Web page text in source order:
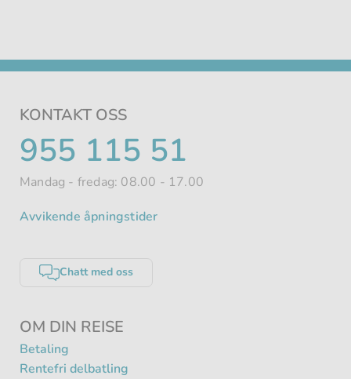
OM DIN REISE
Betaling
Rentefri delbatling
KONTAKT OSS
TELEFONNUMMER
955 115 51
Mandag - fredag: 08.00 - 17.00
Avvikende åpningstider
Chatt med oss